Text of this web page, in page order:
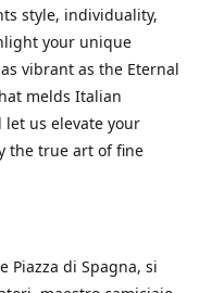
style, individuality,
your unique
vibrant as the Eternal
melds Italian
us elevate your
the true art of fine
Piazza di Spagna, si